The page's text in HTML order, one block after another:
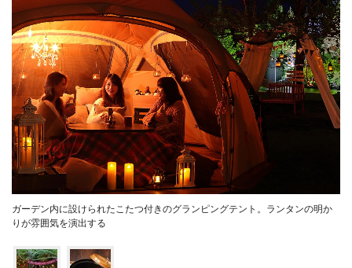
ガーデン内に設けられたこたつ付きのグランピングテント。ランタンの明か
りが雰囲気を演出する